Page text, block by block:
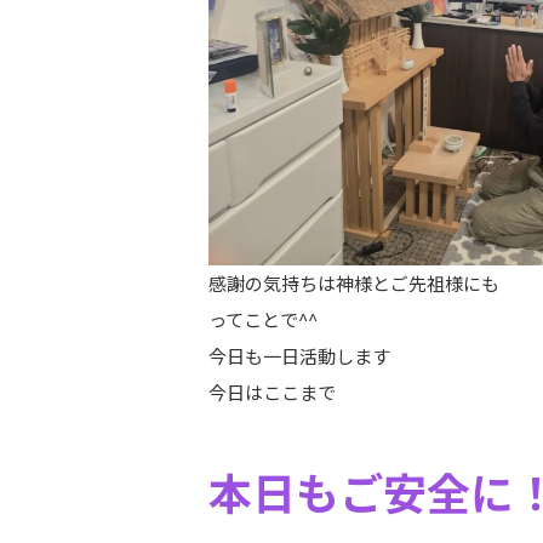
感謝の気持ちは神様とご先祖様にも
ってことで^^
今日も一日活動します
今日はここまで
本日もご安全に